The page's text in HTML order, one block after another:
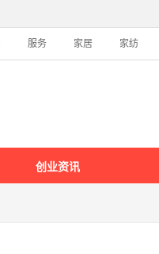
幼儿园
酒店
服务 家居 家纺
创业资讯